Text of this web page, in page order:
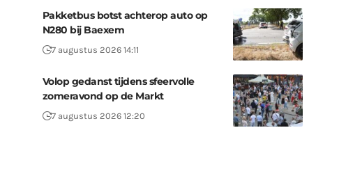
Pakketbus botst achterop auto op
N280 bij Baexem
7 augustus 2026 14:11
Volop gedanst tijdens sfeervolle
zomeravond op de Markt
7 augustus 2026 12:20